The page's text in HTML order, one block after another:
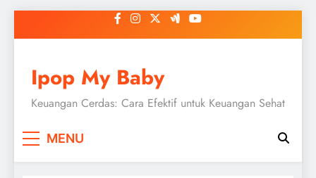
to
Ipop My Baby
Keuangan Cerdas: Cara Efektif untuk Keuangan Sehat
MENU